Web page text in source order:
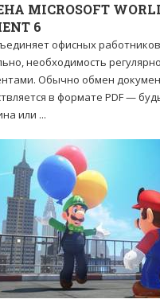
MICROSOFT
6
офисных
необходимость
Обычно обмен
в формате PDF —
или ...